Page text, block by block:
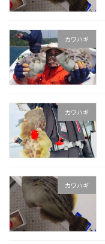
カワハギ
カワハギ
カワハギ